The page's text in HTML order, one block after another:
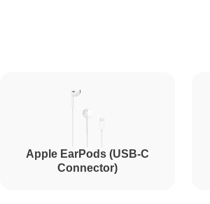
Прошивка
Ремонт разъема зарядки
Apple EarPods (USB-C
Connector)